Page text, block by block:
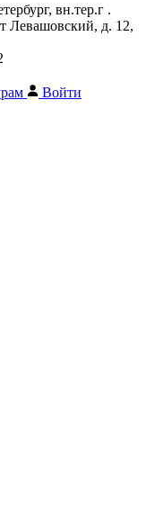
вн.тер.г .
Левашовский, д. 12,
Войти